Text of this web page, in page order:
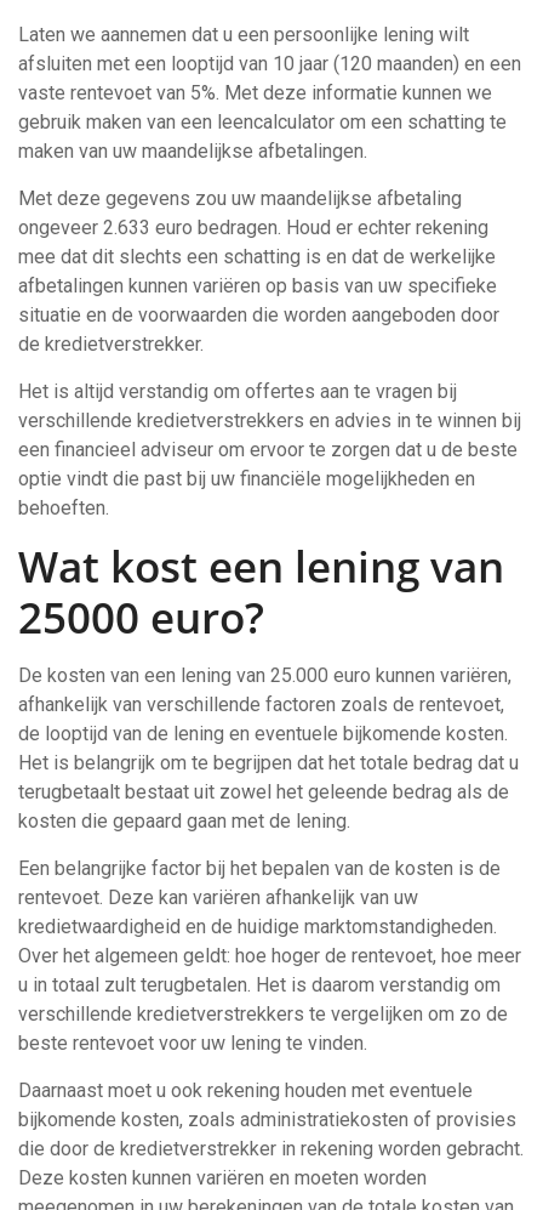
Laten we aannemen dat u een persoonlijke lening wilt
afsluiten met een looptijd van 10 jaar (120 maanden) en een
vaste rentevoet van 5%. Met deze informatie kunnen we
gebruik maken van een leencalculator om een schatting te
maken van uw maandelijkse afbetalingen.
Met deze gegevens zou uw maandelijkse afbetaling
ongeveer 2.633 euro bedragen. Houd er echter rekening
mee dat dit slechts een schatting is en dat de werkelijke
afbetalingen kunnen variëren op basis van uw specifieke
situatie en de voorwaarden die worden aangeboden door
de kredietverstrekker.
Het is altijd verstandig om offertes aan te vragen bij
verschillende kredietverstrekkers en advies in te winnen bij
een financieel adviseur om ervoor te zorgen dat u de beste
optie vindt die past bij uw financiële mogelijkheden en
behoeften.
Wat kost een lening van
25000 euro?
De kosten van een lening van 25.000 euro kunnen variëren,
afhankelijk van verschillende factoren zoals de rentevoet,
de looptijd van de lening en eventuele bijkomende kosten.
Het is belangrijk om te begrijpen dat het totale bedrag dat u
terugbetaalt bestaat uit zowel het geleende bedrag als de
kosten die gepaard gaan met de lening.
Een belangrijke factor bij het bepalen van de kosten is de
rentevoet. Deze kan variëren afhankelijk van uw
kredietwaardigheid en de huidige marktomstandigheden.
Over het algemeen geldt: hoe hoger de rentevoet, hoe meer
u in totaal zult terugbetalen. Het is daarom verstandig om
verschillende kredietverstrekkers te vergelijken om zo de
beste rentevoet voor uw lening te vinden.
Daarnaast moet u ook rekening houden met eventuele
bijkomende kosten, zoals administratiekosten of provisies
die door de kredietverstrekker in rekening worden gebracht.
Deze kosten kunnen variëren en moeten worden